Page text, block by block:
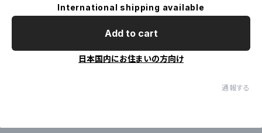
International shipping available
Add to cart
日本国内にお住まいの方向け
通報する